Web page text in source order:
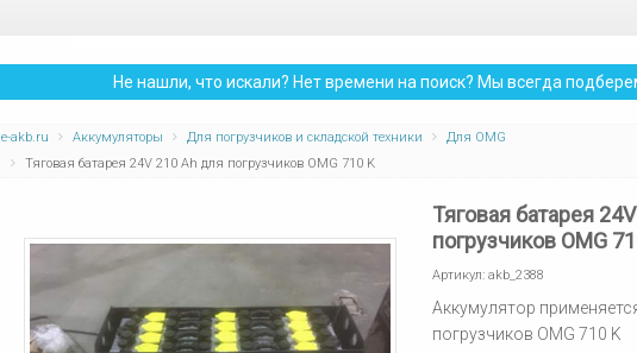
Не нашли, что искали? Нет времени на поиск? Мы всегда
e-akb.ru Аккумуляторы Для погрузчиков и складской техники
Для OMG
Тяговая батарея 24V 210 Ah для погрузчиков OMG 710 K
Тяговая батарея
погрузчиков OMG
Артикул: akb_2388
Аккумулятор
погрузчиков OMG 710 K